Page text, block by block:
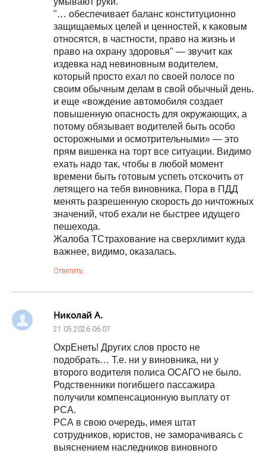
"… обеспечивает баланс конституционно
защищаемых целей и ценностей, к каковым
относятся, в частности, право на жизнь и
право на охрану здоровья" — звучит как
издевка над невиновным водителем,
который просто ехал по своей полосе по
своим обычным делам в свой обычный день.
и еще «вождение автомобиля создает
повышенную опасность для окружающих, а
потому обязывает водителей быть особо
осторожными и осмотрительными» — это
прям вишенка на торт все ситуации. Видимо
ехать надо так, чтобы в любой момент
времени быть готовым успеть отскочить от
летящего на тебя виновника. Пора в ПДД
менять разрешенную скорость до ничтожных
значений, чтоб ехали не быстрее идущего
пешехода.
Жалоба ТСтрахование на сверхлимит куда
важнее, видимо, оказалась.
Ответить
Николай А.
21.05.2026 06:07
ОхрЕнеть! Других слов просто не
подобрать… Т.е. ни у виновника, ни у
второго водителя полиса ОСАГО не было.
Родственники погибшего пассажира
получили компенсационную выплату от
РСА.
РСА в свою очередь, имея штат
сотрудников, юристов, не заморачиваясь с
выяснением наследников виновного